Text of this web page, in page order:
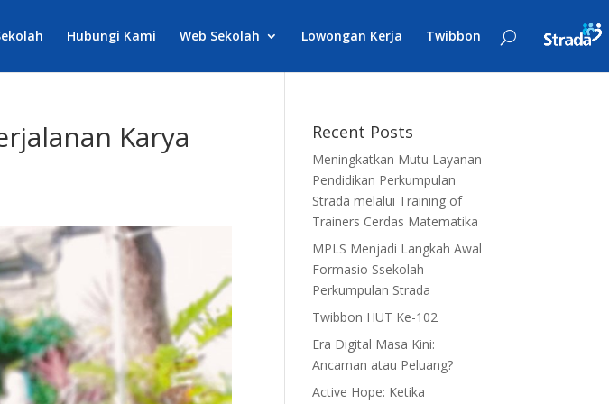
Hubungi Kami Web Sekolah Lowongan Kerja Twibbon
Karya Recent Posts
Meningkatkan Mutu Layanan
Pendidikan Perkumpulan
Strada melalui Training of
Trainers Cerdas Matematika
MPLS Menjadi Langkah Awal
Formasio Ssekolah
Perkumpulan Strada
Twibbon HUT Ke-102
Era Digital Masa Kini:
Ancaman atau Peluang?
Active Hope: Ketika